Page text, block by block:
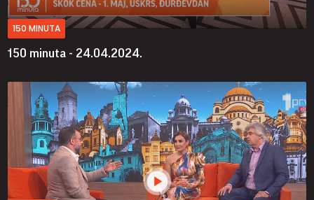
150 MINUTA
150 minuta - 24.04.2024.